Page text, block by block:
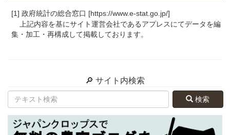
[1] 政府統計の総合窓口 [https://www.e-stat.go.jp/]
上記内容を基にサイト運営会社であるアプレスにてデータを編
集・加工・再構成して掲載しております。
🔎 サイト内検索
検索